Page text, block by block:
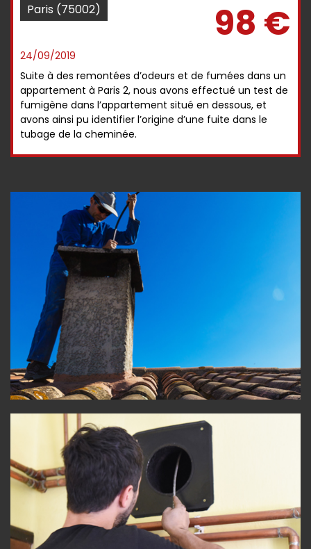
Paris (75002) 98 €
24/09/2019
Suite à des remontées d’odeurs et de fumées dans un
appartement à Paris 2, nous avons effectué un test de
fumigène dans l’appartement situé en dessous, et
avons ainsi pu identifier l’origine d’une fuite dans le
tubage de la cheminée.